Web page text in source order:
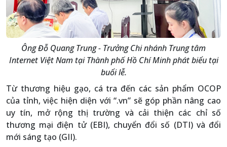
Ông Đỗ Quang Trung - Trưởng Chi nhánh Trung tâm
Internet Việt Nam tại Thành phố Hồ Chí Minh phát biểu tại
buổi lễ.
Từ thương hiệu gạo, cá tra đến các sản phẩm OCOP
của tỉnh, việc hiện diện với “.vn” sẽ góp phần nâng cao
uy tín, mở rộng thị trường và cải thiện các chỉ số
thương mại điện tử (EBI), chuyển đổi số (DTI) và đổi
mới sáng tạo (GII).